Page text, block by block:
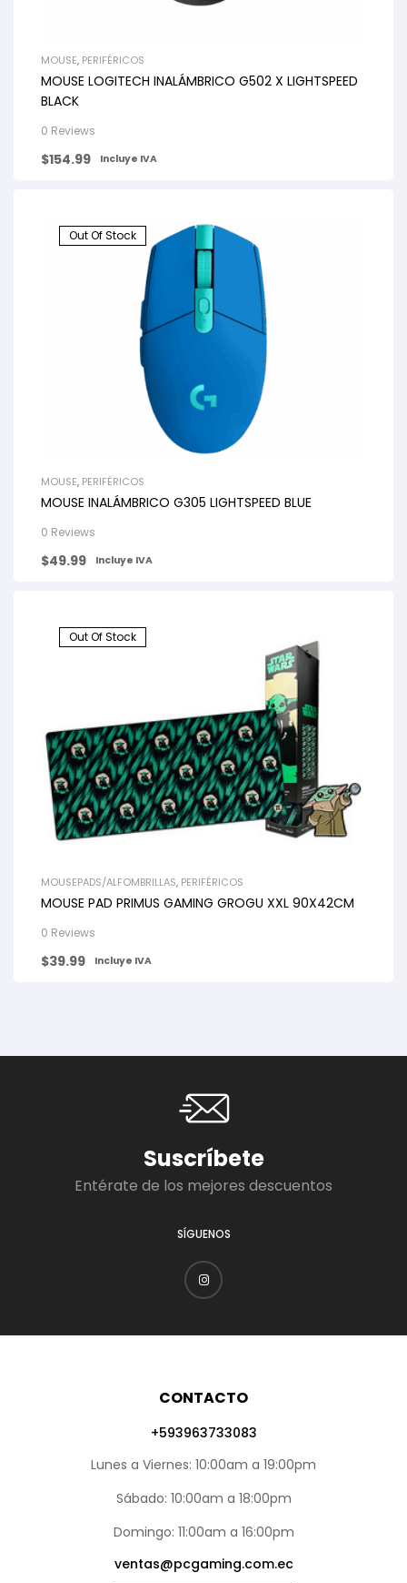
MOUSE, PERIFÉRICOS
MOUSE LOGITECH INALÁMBRICO G502 X LIGHTSPEED
BLACK
0 Reviews
$154.99 Incluye IVA
Out Of Stock
MOUSE, PERIFÉRICOS
MOUSE INALÁMBRICO G305 LIGHTSPEED BLUE
0 Reviews
$49.99 Incluye IVA
Out Of Stock
MOUSEPADS/ALFOMBRILLAS, PERIFÉRICOS
MOUSE PAD PRIMUS GAMING GROGU XXL 90X42CM
0 Reviews
$39.99 Incluye IVA
Suscríbete
Entérate de los mejores descuentos
SÍGUENOS
CONTACTO
+593963733083
Lunes a Viernes: 10:00am a 19:00pm
Sábado: 10:00am a 18:00pm
Domingo: 11:00am a 16:00pm
ventas@pcgaming.com.ec